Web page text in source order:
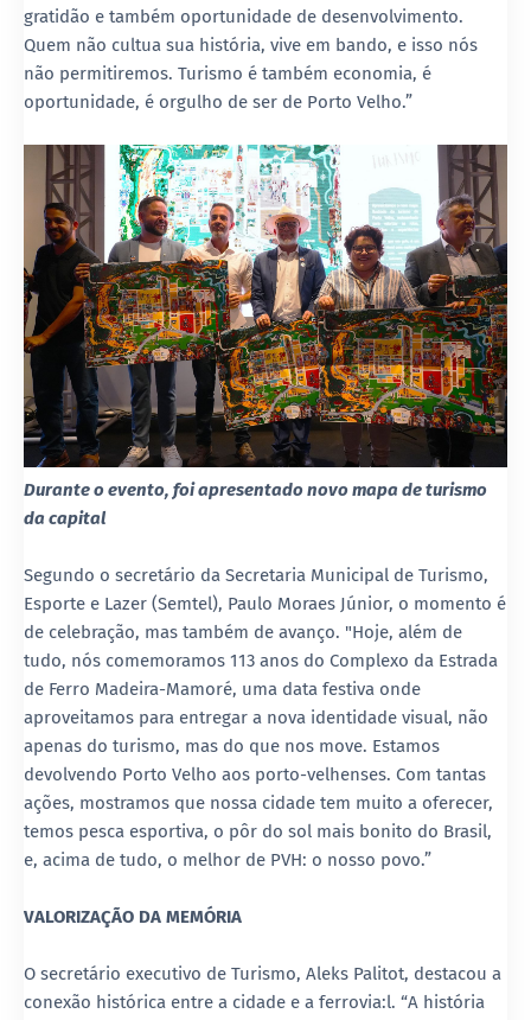
gratidão e também oportunidade de desenvolvimento.
Quem não cultua sua história, vive em bando, e isso nós
não permitiremos. Turismo é também economia, é
oportunidade, é orgulho de ser de Porto Velho.”
Durante o evento, foi apresentado novo mapa de turismo
da capital
Segundo o secretário da Secretaria Municipal de Turismo,
Esporte e Lazer (Semtel), Paulo Moraes Júnior, o momento é
de celebração, mas também de avanço. "Hoje, além de
tudo, nós comemoramos 113 anos do Complexo da Estrada
de Ferro Madeira-Mamoré, uma data festiva onde
aproveitamos para entregar a nova identidade visual, não
apenas do turismo, mas do que nos move. Estamos
devolvendo Porto Velho aos porto-velhenses. Com tantas
ações, mostramos que nossa cidade tem muito a oferecer,
temos pesca esportiva, o pôr do sol mais bonito do Brasil,
e, acima de tudo, o melhor de PVH: o nosso povo.”
VALORIZAÇÃO DA MEMÓRIA
O secretário executivo de Turismo, Aleks Palitot, destacou a
conexão histórica entre a cidade e a ferrovia:l. “A história